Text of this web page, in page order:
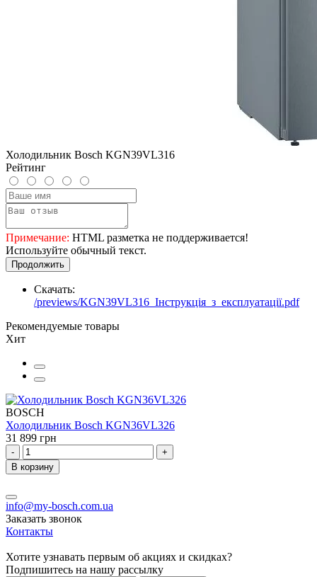
Холодильник Bosch KGN39VL316
Рейтинг
Примечание: HTML разметка не поддерживается!
Используйте обычный текст.
Продолжить
Скачать:
/previews/KGN39VL316_Інструкція_з_експлуатації.pdf
Рекомендуемые товары
Хит
BOSCH
Холодильник Bosch KGN36VL326
31 899 грн
-
+
В корзину
info@my-bosch.com.ua
Заказать звонок
Контакты
Хотите узнавать первым об акциях и скидках?
Подпишитесь на нашу рассылку